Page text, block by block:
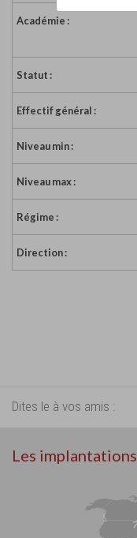
Académie :
Statut :
Effectif général :
Niveau min :
Niveau max :
Régime :
Direction :
Dites le à vos amis :
Les implantations